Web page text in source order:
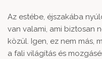
Az estébe, éjszakába
van valami, ami biztosan
közül. Igen, ez nem más,
a fali világítás és